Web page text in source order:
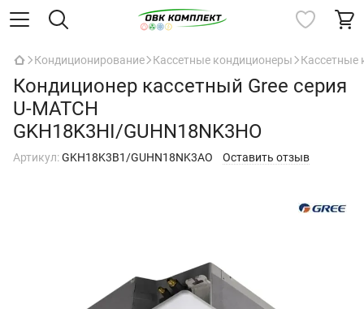
Кондиционирование Кассетные кондиционеры Кассетные
Кондиционер кассетный Gree серия
U-MATCH
GKH18K3HI/GUHN18NK3HO
Артикул:GKH18K3B1/GUHN18NK3AO Оставить отзыв